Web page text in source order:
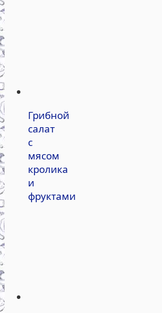
Грибной
салат
с
мясом
кролика
и
фруктами